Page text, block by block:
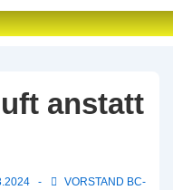
anstatt
VORSTAND BC-